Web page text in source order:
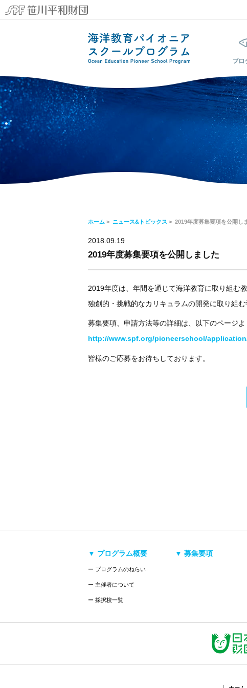
ホーム > ニュース&トピックス > 2019年度募集要項を公開し
2018.09.19
2019年度募集要項を公開しました
2019年度は、年間を通じて海洋教育に取り組む
独創的・挑戦的なカリキュラムの開発に取り組
募集要項、申請方法等の詳細は、以下のページよ
http://www.spf.org/pioneerschool/
皆様のご応募をお待ちしております。
▼ プログラム概要
ー プログラムのねらい
ー 主催者について
ー 採択校一覧
▼ 募集要項